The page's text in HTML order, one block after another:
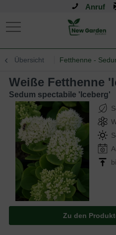
Anruf
Übersicht Fetthenne -
Weiße Fetthenne
Sedum spectabile 'Iceberg'
Zu den